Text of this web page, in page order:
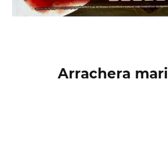
Arrachera